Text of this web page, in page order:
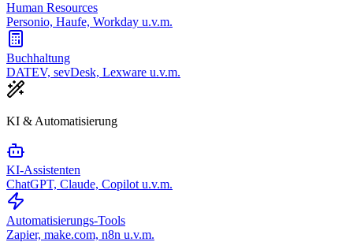
Human Resources
Personio, Haufe, Workday u.v.m.
Buchhaltung
DATEV, sevDesk, Lexware u.v.m.
KI & Automatisierung
KI-Assistenten
ChatGPT, Claude, Copilot u.v.m.
Automatisierungs-Tools
Zapier, make.com, n8n u.v.m.